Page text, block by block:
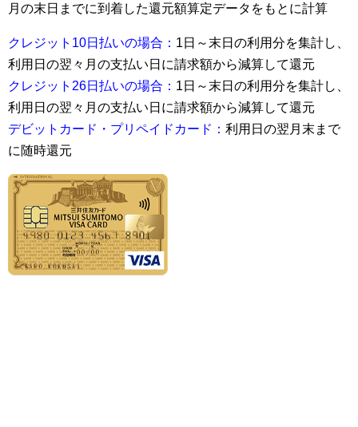
月の末日までに到着した還元額算定データをもとに計算
クレジット10日払いの場合： 1日～末日の利用分を集計し、
利用日の翌々月の支払い日に請求額から減算して還元
クレジット26日払いの場合： 1日～末日の利用分を集計し、
利用日の翌々月の支払い日に請求額から減算して還元
デビットカード・プリペイドカード： 利用日の翌月末まで
に随時還元